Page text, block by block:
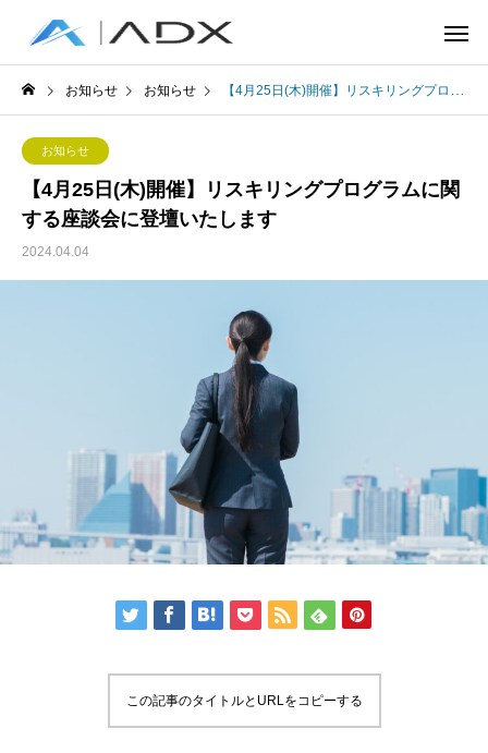
お知らせ お知らせ 【4月25日(木)開催】リスキリングプログラムに関する座談会に登壇いたします
お知らせ
【4月25日(木)開催】リスキリングプログラムに関
する座談会に登壇いたします
2024.04.04
この記事のタイトルとURLをコピーする